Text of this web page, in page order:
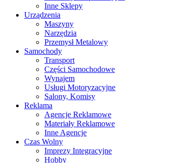
Inne Sklepy
Urządzenia
Maszyny
Narzędzia
Przemysł Metalowy
Samochody
Transport
Części Samochodowe
Wynajem
Usługi Motoryzacyjne
Salony, Komisy
Reklama
Agencje Reklamowe
Materiały Reklamowe
Inne Agencje
Czas Wolny
Imprezy Integracyjne
Hobby